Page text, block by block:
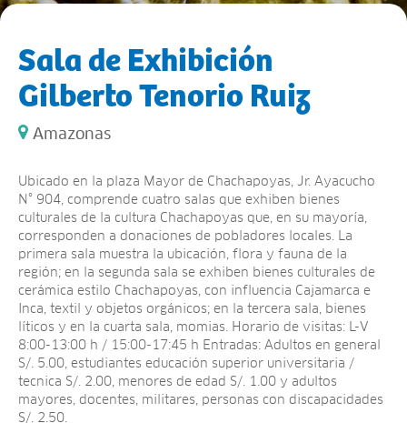
Sala de Exhibición
Gilberto Tenorio Ruiz
Amazonas
Ubicado en la plaza Mayor de Chachapoyas, Jr. Ayacucho
N° 904, comprende cuatro salas que exhiben bienes
culturales de la cultura Chachapoyas que, en su mayoría,
corresponden a donaciones de pobladores locales. La
primera sala muestra la ubicación, flora y fauna de la
región; en la segunda sala se exhiben bienes culturales de
cerámica estilo Chachapoyas, con influencia Cajamarca e
Inca, textil y objetos orgánicos; en la tercera sala, bienes
líticos y en la cuarta sala, momias. Horario de visitas: L-V
8:00-13:00 h / 15:00-17:45 h Entradas: Adultos en general
S/. 5.00, estudiantes educación superior universitaria /
tecnica S/. 2.00, menores de edad S/. 1.00 y adultos
mayores, docentes, militares, personas con discapacidades
S/. 2.50.